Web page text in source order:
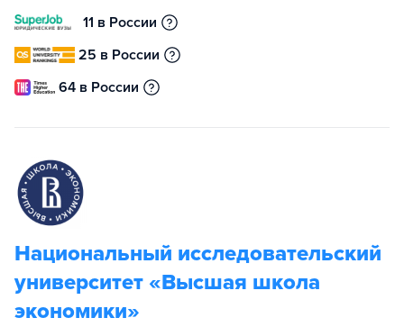
11 в России
25 в России
64 в России
Национальный исследовательский
университет «Высшая школа
экономики»